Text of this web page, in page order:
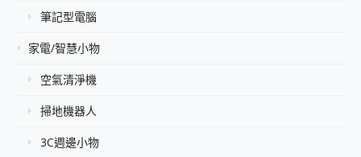
筆記型電腦
家電/智慧小物
空氣清淨機
掃地機器人
3C週邊小物